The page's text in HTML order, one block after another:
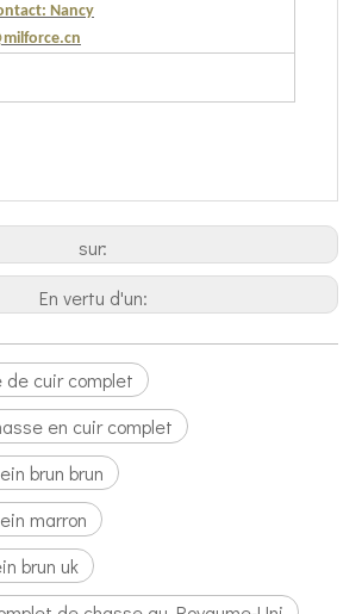
Nancy
sur:
En vertu d'un:
de cuir complet
en cuir complet
brun brun
marron
brun uk